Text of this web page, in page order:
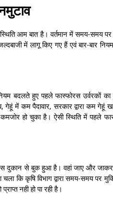
स्थिति आम बात है। वर्तमान में समय-समय
में लागू किए गए हैं एवं बार-बार
बदलते हुए पहले फास्फोरस उर्वरकों
में कम पैदावार, सरकार द्वारा कम गेहूं
हो चुका है। ऐसी स्थिति में पहले
दुकान से बुक हुआ है। वहां जाए और जाकर
कि कृषि विभाग द्वारा समय-समय पर
नही हो पा रही है।